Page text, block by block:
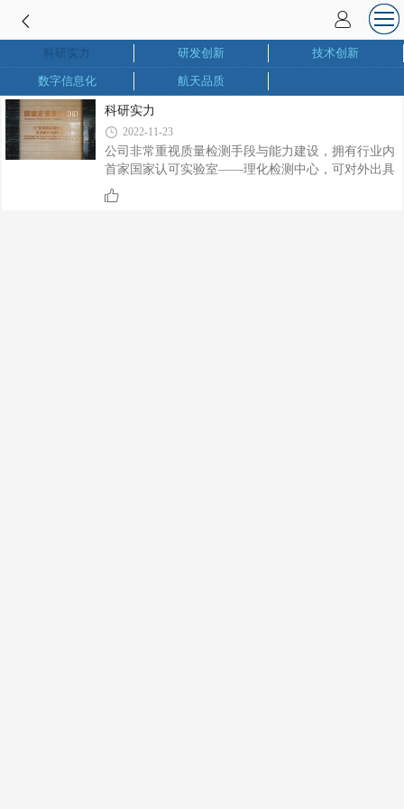
科研实力 研发创新 技术创新
数字信息化 航天品质
科研实力
2022-11-23
公司非常重视质量检测手段与能力建设，拥有行业内
首家国家认可实验室——理化检测中心，可对外出具
权威检测报告，检测项目全面覆盖材料金相组织、力
学性能、原辅材料、型材表面膜层性能、过程工艺控